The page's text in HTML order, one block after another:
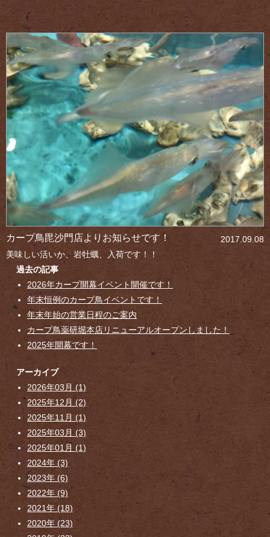
2017.09.08
カープ鳥毘沙門店よりお知らせです！
美味しい活いか、岩牡蠣、入荷です！！
過去の記事
2026年カープ開幕イベント開催です！
年末恒例のカープ鳥イベントです！
年末年始の営業日程のご案内
カープ鳥薬研堀本店リニューアルオープンしました！
2025年開幕です！
アーカイブ
2026年03月 (1)
2025年12月 (2)
2025年11月 (1)
2025年03月 (3)
2025年01月 (1)
2024年 (3)
2023年 (6)
2022年 (9)
2021年 (18)
2020年 (23)